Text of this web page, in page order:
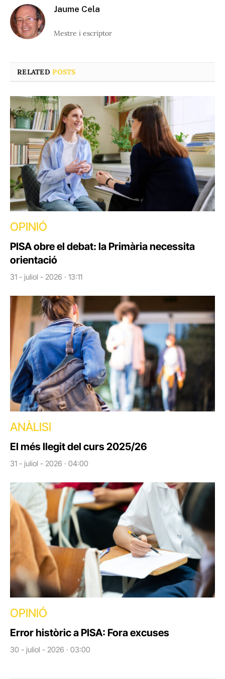
Jaume Cela
Mestre i escriptor
RELATEDPOSTS
OPINIÓ
PISA obre el debat: la Primària necessita
orientació
31 - juliol - 2026 · 13:11
ANÀLISI
El més llegit del curs 2025/26
31 - juliol - 2026 · 04:00
OPINIÓ
Error històric a PISA: Fora excuses
30 - juliol - 2026 · 03:00